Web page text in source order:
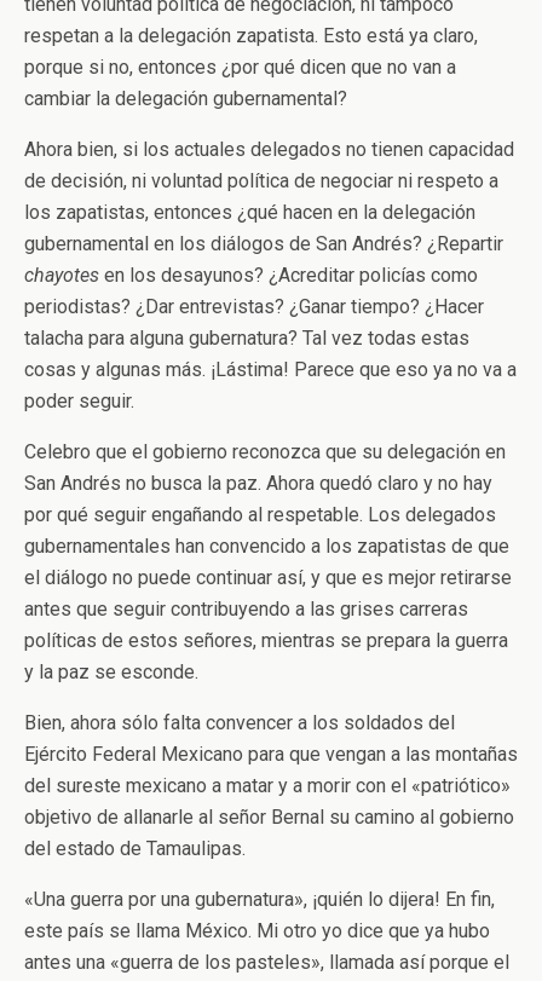
respetan a la delegación zapatista. Esto está ya claro,
porque si no, entonces ¿por qué dicen que no van a
cambiar la delegación gubernamental?
Ahora bien, si los actuales delegados no tienen capacidad
de decisión, ni voluntad política de negociar ni respeto a
los zapatistas, entonces ¿qué hacen en la delegación
gubernamental en los diálogos de San Andrés? ¿Repartir
chayotes en los desayunos? ¿Acreditar policías como
periodistas? ¿Dar entrevistas? ¿Ganar tiempo? ¿Hacer
talacha para alguna gubernatura? Tal vez todas estas
cosas y algunas más. ¡Lástima! Parece que eso ya no va a
poder seguir.
Celebro que el gobierno reconozca que su delegación en
San Andrés no busca la paz. Ahora quedó claro y no hay
por qué seguir engañando al respetable. Los delegados
gubernamentales han convencido a los zapatistas de que
el diálogo no puede continuar así, y que es mejor retirarse
antes que seguir contribuyendo a las grises carreras
políticas de estos señores, mientras se prepara la guerra
y la paz se esconde.
Bien, ahora sólo falta convencer a los soldados del
Ejército Federal Mexicano para que vengan a las montañas
del sureste mexicano a matar y a morir con el «patriótico»
objetivo de allanarle al señor Bernal su camino al gobierno
del estado de Tamaulipas.
«Una guerra por una gubernatura», ¡quién lo dijera! En fin,
este país se llama México. Mi otro yo dice que ya hubo
antes una «guerra de los pasteles», llamada así porque el